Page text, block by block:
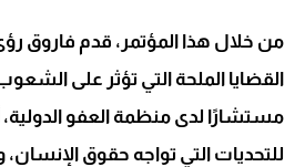
من خلال هذا المؤتمر، قدم فاروق
القضايا الملحة التي تؤثر على
مستشارًا لدى منظمة العفو
للتحديات التي تواجه حقوق